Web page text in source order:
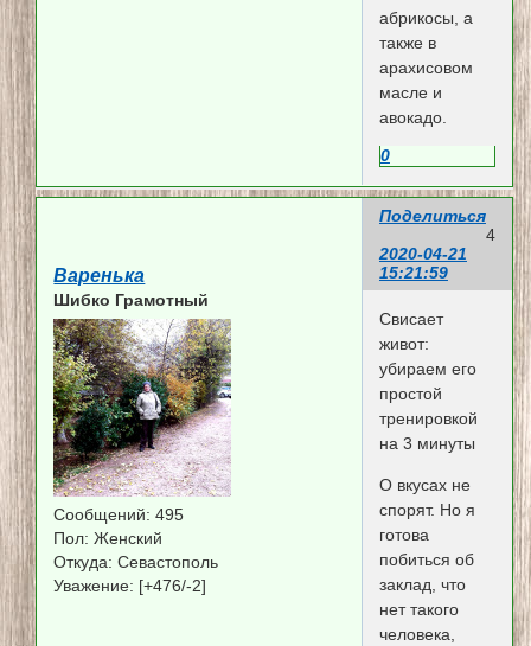
абрикосы, а
также в
арахисовом
масле и
авокадо.
0
Поделиться
4
2020-04-21
15:21:59
Варенька
Шибко Грамотный
Сообщений: 495
Пол: Женский
Откуда: Севастополь
Уважение: [+476/-2]
Свисает
живот:
убираем его
простой
тренировкой
на 3 минуты
О вкусах не
спорят. Но я
готова
побиться об
заклад, что
нет такого
человека,